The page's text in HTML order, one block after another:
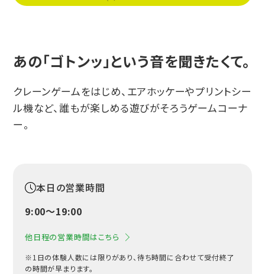
あの「ゴトンッ」という音を聞きたくて。
クレーンゲームをはじめ、エアホッケーやプリントシー
ル機など、誰もが楽しめる遊びがそろうゲームコーナ
ー。
本日の営業時間
9:00〜19:00
他日程の営業時間はこちら
※1日の体験人数には限りがあり、待ち時間に合わせて受付終了
の時間が早まります。